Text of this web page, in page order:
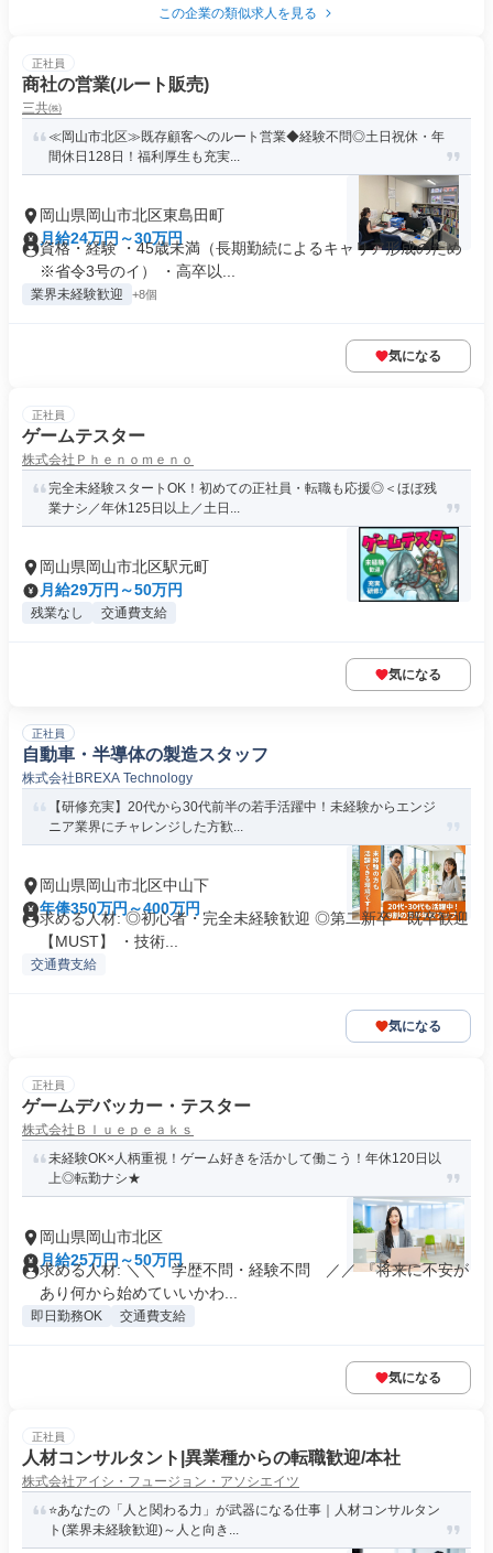
この企業の類似求人を見る
正社員
商社の営業(ルート販売)
三共㈱
≪岡山市北区≫既存顧客へのルート営業◆経験不問◎土日祝休・年
間休日128日！福利厚生も充実...
岡山県岡山市北区東島田町
月給24万円～30万円
資格・経験 ・45歳未満（長期勤続によるキャリア形成のため
※省令3号のイ） ・高卒以...
業界未経験歓迎 +8個
気になる
正社員
ゲームテスター
株式会社Ｐｈｅｎｏｍｅｎｏ
完全未経験スタートOK！初めての正社員・転職も応援◎＜ほぼ残
業ナシ／年休125日以上／土日...
岡山県岡山市北区駅元町
月給29万円～50万円
残業なし 交通費支給
気になる
正社員
自動車・半導体の製造スタッフ
株式会社BREXA Technology
【研修充実】20代から30代前半の若手活躍中！未経験からエンジ
ニア業界にチャレンジした方歓...
岡山県岡山市北区中山下
年俸350万円～400万円
求める人材: ◎初心者・完全未経験歓迎 ◎第二新卒・既卒歓迎
【MUST】 ・技術...
交通費支給
気になる
正社員
ゲームデバッカー・テスター
株式会社Ｂｌｕｅｐｅａｋｓ
未経験OK×人柄重視！ゲーム好きを活かして働こう！年休120日以
上◎転勤ナシ★
岡山県岡山市北区
月給25万円～50万円
求める人材: ＼＼ 学歴不問・経験不問 ／／ 『将来に不安が
あり何から始めていいかわ...
即日勤務OK 交通費支給
気になる
正社員
人材コンサルタント|異業種からの転職歓迎/本社
株式会社アイシ・フュージョン・アソシエイツ
⭐あなたの「人と関わる力」が武器になる仕事｜人材コンサルタン
ト(業界未経験歓迎)～人と向き...